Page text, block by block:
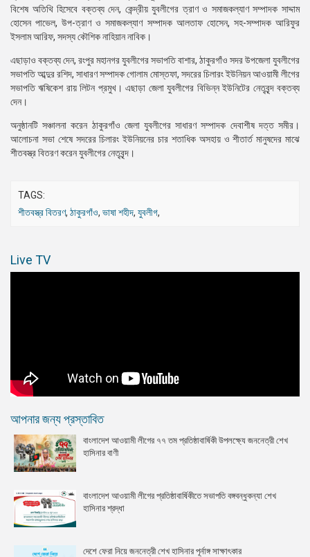
বিশেষ অতিথি হিসেবে বক্তব্য দেন, কেন্দ্রীয় যুবলীগের ত্রাণ ও সমাজকল্যাণ সম্পাদক সাদ্দাম
হোসেন পাভেল, উপ-ত্রাণ ও সমাজকল্যাণ সম্পাদক আলতাফ হোসেন, সহ-সম্পাদক আরিফুর
ইসলাম আরিফ, সদস্য কৌশিক নাহিয়ান নাবিক।
এছাড়াও বক্তব্য দেন, রংপুর মহানগর যুবলীগের সভাপতি বাশার, ঠাকুরগাঁও সদর উপজেলা যুবলীগের
সভাপতি আব্দুর রশিদ, সাধারণ সম্পাদক গোলাম মোস্তফা, সদরের চিলারং ইউনিয়ন আওয়ামী লীগের
সভাপতি ঋষিকেশ রায় লিটন প্রমুখ। এছাড়া জেলা যুবলীগের বিভিন্ন ইউনিটের নেতৃবৃন্দ বক্তব্য
দেন।
অনুষ্ঠানটি সঞ্চালনা করেন ঠাকুরগাঁও জেলা যুবলীগের সাধারণ সম্পাদক দেবাশীষ দত্ত সমীর।
আলোচনা সভা শেষে সদরের চিলারং ইউনিয়নের চার শতাধিক অসহায় ও শীতার্ত মানুষদের মাঝে
শীতবস্ত্র বিতরণ করেন যুবলীগের নেতৃবৃন্দ।
TAGS:
শীতবস্ত্র বিতরণ, ঠাকুরগাঁও, ভাষা শহীদ, যুবলীগ,
Live TV
আপনার জন্য প্রস্তাবিত
বাংলাদেশ আওয়ামী লীগের ৭৭ তম প্রতিষ্ঠাবার্ষিকী উপলক্ষ্যে জননেত্রী শেখ
হাসিনার বাণী
বাংলাদেশ আওয়ামী লীগের প্রতিষ্ঠাবার্ষিকীতে সভাপতি বঙ্গবন্ধুকন্যা শেখ
হাসিনার শ্রদ্ধা
দেশে ফেরা নিয়ে জননেত্রী শেখ হাসিনার পূর্নাঙ্গ সাক্ষাৎকার